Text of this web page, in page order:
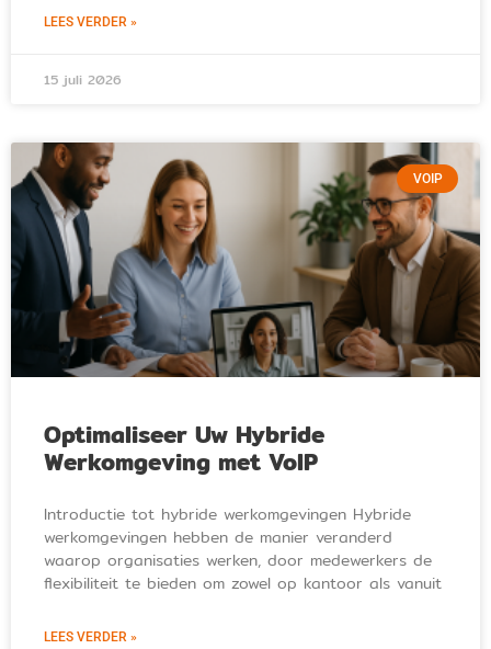
LEES VERDER »
15 juli 2026
VOIP
Optimaliseer Uw Hybride
Werkomgeving met VoIP
Introductie tot hybride werkomgevingen Hybride
werkomgevingen hebben de manier veranderd
waarop organisaties werken, door medewerkers de
flexibiliteit te bieden om zowel op kantoor als vanuit
LEES VERDER »